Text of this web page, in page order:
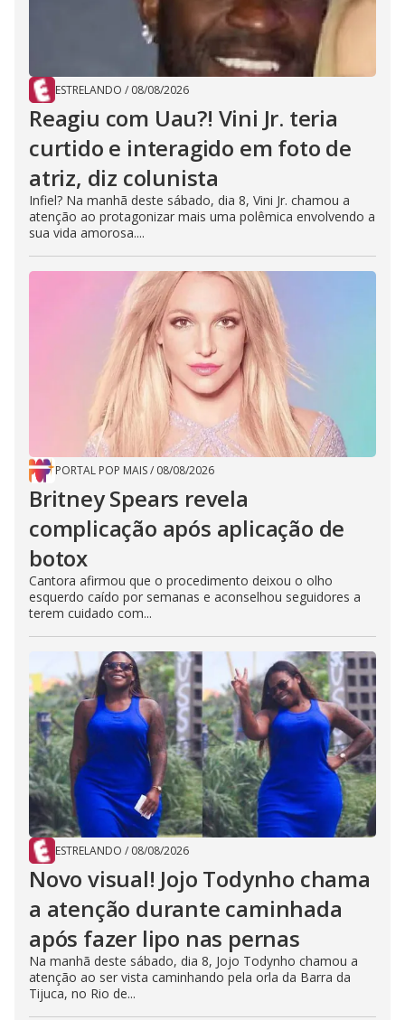
ESTRELANDO / 08/08/2026
Reagiu com Uau?! Vini Jr. teria
curtido e interagido em foto de
atriz, diz colunista
Infiel? Na manhã deste sábado, dia 8, Vini Jr. chamou a
atenção ao protagonizar mais uma polêmica envolvendo a
sua vida amorosa....
PORTAL POP MAIS/ 08/08/2026
Britney Spears revela
complicação após aplicação de
botox
Cantora afirmou que o procedimento deixou o olho
esquerdo caído por semanas e aconselhou seguidores a
terem cuidado com...
ESTRELANDO / 08/08/2026
Novo visual! Jojo Todynho chama
a atenção durante caminhada
após fazer lipo nas pernas
Na manhã deste sábado, dia 8, Jojo Todynho chamou a
atenção ao ser vista caminhando pela orla da Barra da
Tijuca, no Rio de...